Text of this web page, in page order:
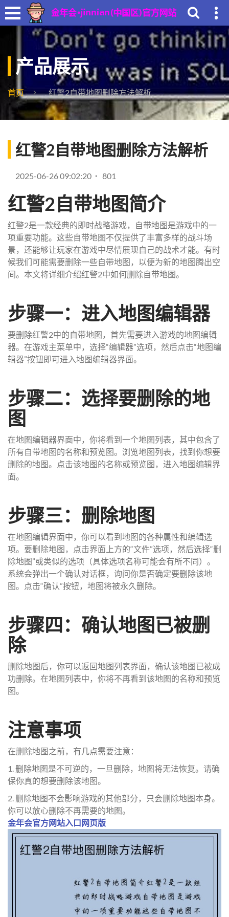
产品展示
首页 红警2自带地图删除方法解析
红警2自带地图删除方法解析
2025-06-26 09:02:20 801
红警2自带地图简介
红警2是一款经典的即时战略游戏，自带地图是游戏中的一
项重要功能。这些自带地图不仅提供了丰富多样的战斗场
景，还能够让玩家在游戏中尽情展现自己的战术才能。有时
候我们可能需要删除一些自带地图，以便为新的地图腾出空
间。本文将详细介绍红警2中如何删除自带地图。
步骤一：进入地图编辑器
要删除红警2中的自带地图，首先需要进入游戏的地图编辑
器。在游戏主菜单中，选择“编辑器”选项，然后点击“地图编
辑器”按钮即可进入地图编辑器界面。
步骤二：选择要删除的地
图
在地图编辑器界面中，你将看到一个地图列表，其中包含了
所有自带地图的名称和预览图。浏览地图列表，找到你想要
删除的地图。点击该地图的名称或预览图，进入地图编辑界
面。
步骤三：删除地图
在地图编辑界面中，你可以看到地图的各种属性和编辑选
项。要删除地图，点击界面上方的“文件”选项，然后选择“删
除地图”或类似的选项（具体选项名称可能会有所不同）。
系统会弹出一个确认对话框，询问你是否确定要删除该地
图。点击“确认”按钮，地图将被永久删除。
步骤四：确认地图已被删
除
删除地图后，你可以返回地图列表界面，确认该地图已被成
功删除。在地图列表中，你将不再看到该地图的名称和预览
图。
注意事项
在删除地图之前，有几点需要注意：
1. 删除地图是不可逆的，一旦删除，地图将无法恢复。请确
保你真的想要删除该地图。
2. 删除地图不会影响游戏的其他部分，只会删除地图本身。
你可以放心删除不再需要的地图。
金年会官方网站入口网页版